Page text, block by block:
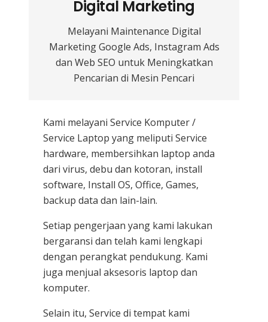
Digital Marketing
Melayani Maintenance Digital
Marketing Google Ads, Instagram Ads
dan Web SEO untuk Meningkatkan
Pencarian di Mesin Pencari
Kami melayani Service Komputer /
Service Laptop yang meliputi Service
hardware, membersihkan laptop anda
dari virus, debu dan kotoran, install
software, Install OS, Office, Games,
backup data dan lain-lain.
Setiap pengerjaan yang kami lakukan
bergaransi dan telah kami lengkapi
dengan perangkat pendukung. Kami
juga menjual aksesoris laptop dan
komputer.
Selain itu, Service di tempat kami